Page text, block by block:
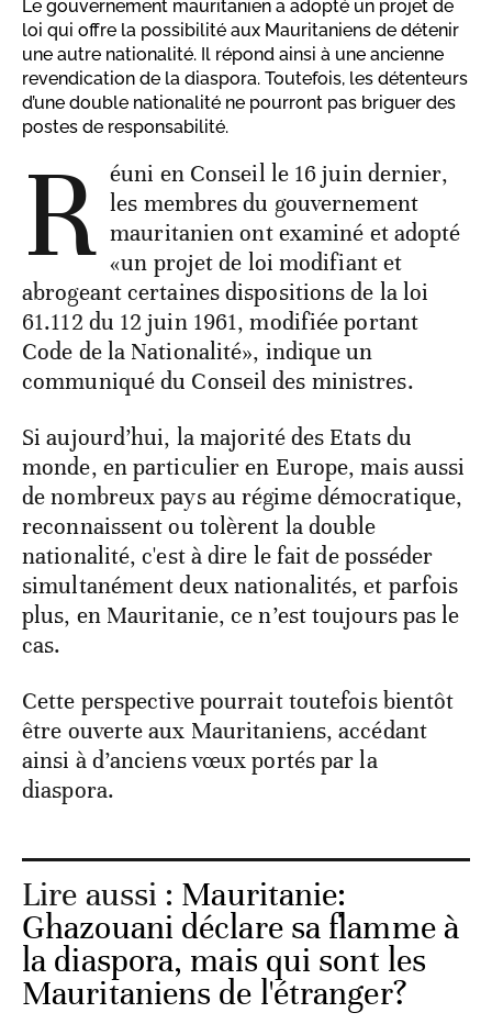
Le gouvernement mauritanien a adopté un projet de
loi qui offre la possibilité aux Mauritaniens de détenir
une autre nationalité. Il répond ainsi à une ancienne
revendication de la diaspora. Toutefois, les détenteurs
d’une double nationalité ne pourront pas briguer des
postes de responsabilité.
R éuni en Conseil le 16 juin dernier,
les membres du gouvernement
mauritanien ont examiné et adopté
«un projet de loi modifiant et
abrogeant certaines dispositions de la loi
61.112 du 12 juin 1961, modifiée portant
Code de la Nationalité», indique un
communiqué du Conseil des ministres.
Si aujourd’hui, la majorité des Etats du
monde, en particulier en Europe, mais aussi
de nombreux pays au régime démocratique,
reconnaissent ou tolèrent la double
nationalité, c'est à dire le fait de posséder
simultanément deux nationalités, et parfois
plus, en Mauritanie, ce n’est toujours pas le
cas.
Cette perspective pourrait toutefois bientôt
être ouverte aux Mauritaniens, accédant
ainsi à d’anciens vœux portés par la
diaspora.
Lire aussi : Mauritanie:
Ghazouani déclare sa flamme à
la diaspora, mais qui sont les
Mauritaniens de l'étranger?